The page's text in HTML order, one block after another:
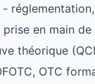
-
prise en main
théorique
OTC